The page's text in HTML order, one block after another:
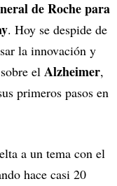
de Roche para
. Hoy se despide de
la innovación y
el Alzheimer,
primeros pasos en
a un tema con el
hace casi 20